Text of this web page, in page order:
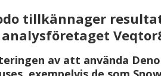
tillkännager
av att använda